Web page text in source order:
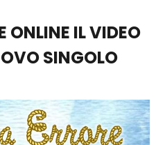
ONLINE IL VIDEO
SINGOLO